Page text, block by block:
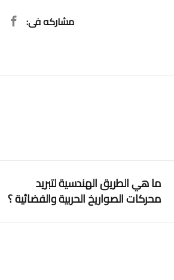
مشاركه فى:
ما هي الطريق الهندسية لتبريد
محركات الصواريخ الحربية والفضائية ؟